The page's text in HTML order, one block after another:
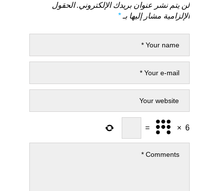
لن يتم نشر عنوان بريدك الإلكتروني. الحقول
الإلزامية مشار إليها بـ*
6
×
=